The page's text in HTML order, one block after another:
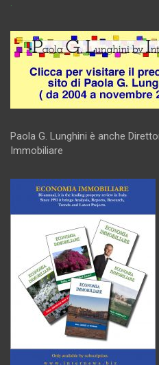
.
Paola G. Lunghini è anche
Immobiliare